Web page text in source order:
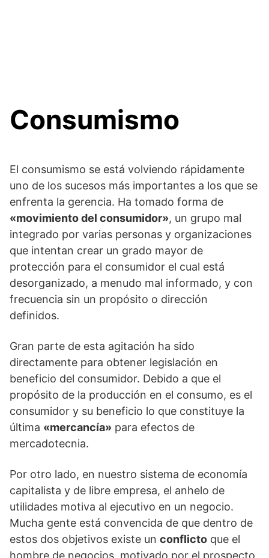
Consumismo
El consumismo se está volviendo rápidamente
uno de los sucesos más importantes a los que se
enfrenta la gerencia. Ha tomado forma de
«movimiento del consumidor», un grupo mal
integrado por varias personas y organizaciones
que intentan crear un grado mayor de
protección para el consumidor el cual está
desorganizado, a menudo mal informado, y con
frecuencia sin un propósito o dirección
definidos.
Gran parte de esta agitación ha sido
directamente para obtener legislación en
beneficio del consumidor. Debido a que el
propósito de la producción en el consumo, es el
consumidor y su beneficio lo que constituye la
última «mercancía» para efectos de
mercadotecnia.
Por otro lado, en nuestro sistema de economía
capitalista y de libre empresa, el anhelo de
utilidades motiva al ejecutivo en un negocio.
Mucha gente está convencida de que dentro de
estos dos objetivos existe un conflicto que el
hombre de negocios, motivado por el prospecto